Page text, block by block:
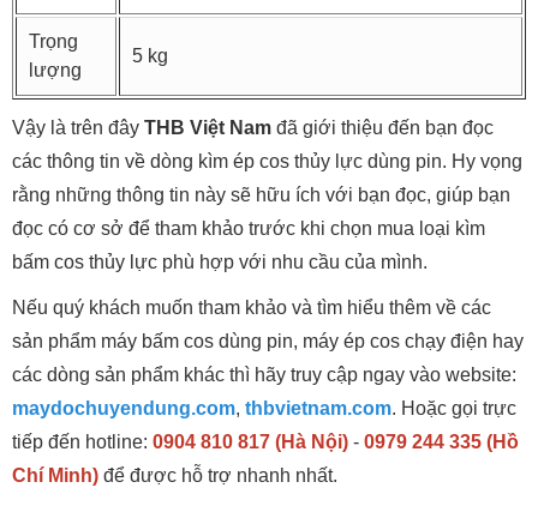
Trọng
lượng
5 kg
Vậy là trên đây THB Việt Nam đã giới thiệu đến bạn đọc
các thông tin về dòng kìm ép cos thủy lực dùng pin. Hy vọng
rằng những thông tin này sẽ hữu ích với bạn đọc, giúp bạn
đọc có cơ sở để tham khảo trước khi chọn mua loại kìm
bấm cos thủy lực phù hợp với nhu cầu của mình.
Nếu quý khách muốn tham khảo và tìm hiểu thêm về các
sản phẩm máy bấm cos dùng pin, máy ép cos chạy điện hay
các dòng sản phẩm khác thì hãy truy cập ngay vào website:
maydochuyendung.com, thbvietnam.com. Hoặc gọi trực
tiếp đến hotline: 0904 810 817 (Hà Nội) - 0979 244 335 (Hồ
Chí Minh) để được hỗ trợ nhanh nhất.